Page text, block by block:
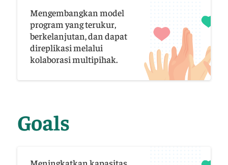
Mengembangkan model
program yang terukur,
berkelanjutan, dan dapat
direplikasi melalui
kolaborasi multipihak.
Goals
Meningkatkan kapasitas